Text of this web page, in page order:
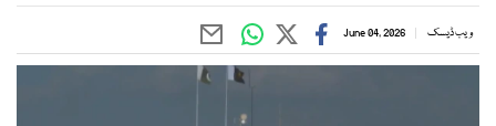
ویب ڈیسک June 04, 2026